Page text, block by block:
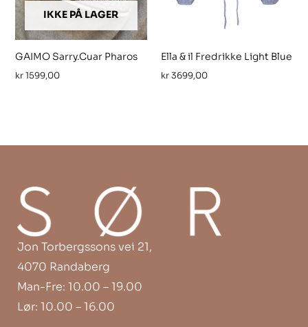
IKKE PÅ LAGER
GAIMO Sarry.Cuar Pharos
kr1599,00
Ella & il Fredrikke Light Blue
kr3699,00
Jon Torbergssons vei 21,
4070 Randaberg
Man-Fre: 10.00 – 19.00
Lør: 10.00 – 16.00